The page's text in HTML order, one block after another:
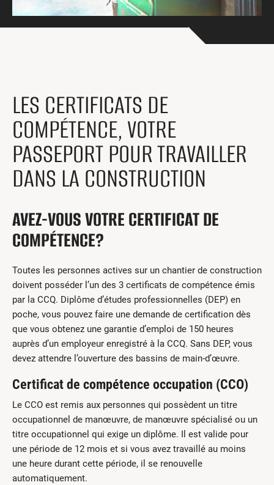
Comment s’impliquer
Victime d’un accident
Documents et formulaires
Nous contacter
Recherche
Recherche
LES CERTIFICATS DE
COMPÉTENCE, VOTRE
PASSEPORT POUR TRAVAILLER
DANS LA CONSTRUCTION
AVEZ-VOUS VOTRE CERTIFICAT DE
COMPÉTENCE?
Toutes les personnes actives sur un chantier de construction
doivent posséder l’un des 3 certificats de compétence émis
par la CCQ. Diplôme d’études professionnelles (DEP) en
poche, vous pouvez faire une demande de certification dès
que vous obtenez une garantie d’emploi de 150 heures
auprès d’un employeur enregistré à la CCQ. Sans DEP, vous
devez attendre l’ouverture des bassins de main-d’œuvre.
Certificat de compétence occupation (CCO)
Le CCO est remis aux personnes qui possèdent un titre
occupationnel de manœuvre, de manœuvre spécialisé ou un
titre occupationnel qui exige un diplôme. Il est valide pour
une période de 12 mois et si vous avez travaillé au moins
une heure durant cette période, il se renouvelle
automatiquement.